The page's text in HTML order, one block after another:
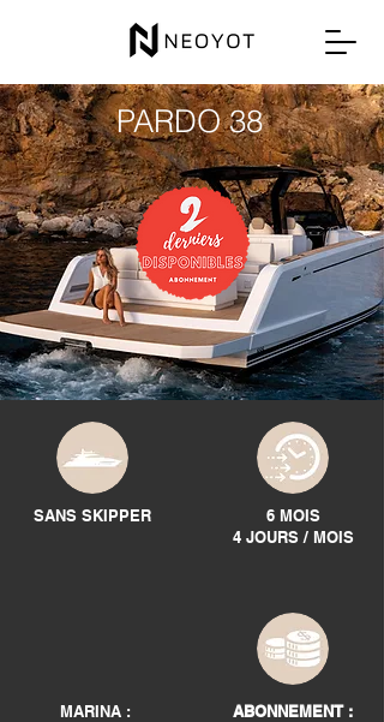
PARDO 38
SANS SKIPPER
MARINA :
6 MOIS
4 JOURS / MOIS
ABONNEMENT :